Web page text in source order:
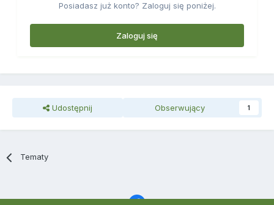
Posiadasz już konto? Zaloguj się poniżej.
Zaloguj się
Udostępnij Obserwujący 1
Tematy